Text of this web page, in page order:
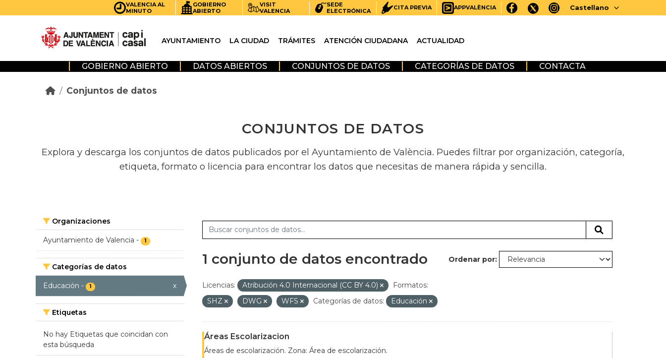
VALENCIA AL
MINUTO
GOBIERNO
ABIERTO
VISIT
VALENCIA
SEDE
ELECTRÓNICA
CITA PREVIA APPVALÈNCIA Castellano
AYUNTAMIENTO LA CIUDAD TRÁMITES ATENCIÓN CIUDADANA ACTUALIDAD
GOBIERNO ABIERTO DATOS ABIERTOS CONJUNTOS DE DATOS CATEGORÍAS DE DATOS CONTACTA
Conjuntos de datos
CONJUNTOS DE DATOS
Explora y descarga los conjuntos de datos publicados por el Ayuntamiento de València. Puedes filtrar por organización, categoría,
etiqueta, formato o licencia para encontrar los datos que necesitas de manera rápida y sencilla.
Organizaciones
Ayuntamiento de Valencia - 1
Categorías de datos
Educación - 1 x
Etiquetas
No hay Etiquetas que coincidan con
esta búsqueda
Ordenar por
1 conjunto de datos encontrado
Licencias: Atribución 4.0 Internacional (CC BY 4.0)
Formatos:
SHZ
DWG WFS Categorías de datos: Educación
Áreas Escolarizacion
Áreas de escolarización. Zona: Área de escolarización.